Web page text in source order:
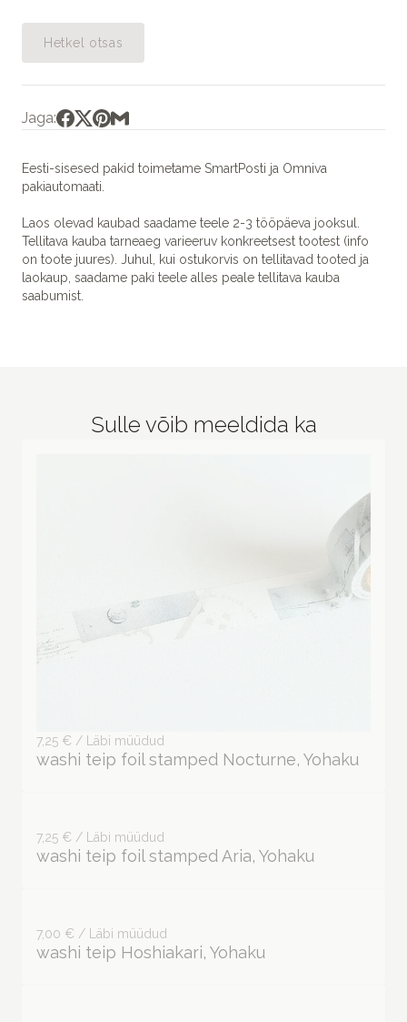
Hetkel otsas
Jaga:
Eesti-sisesed pakid toimetame SmartPosti ja Omniva
pakiautomaati.
Laos olevad kaubad saadame teele 2-3 tööpäeva jooksul.
Tellitava kauba tarneaeg varieeruv konkreetsest tootest (info
on toote juures). Juhul, kui ostukorvis on tellitavad tooted ja
laokaup, saadame paki teele alles peale tellitava kauba
saabumist.
Sulle võib meeldida ka
7,25 € / Läbi müüdud
washi teip foil stamped Nocturne, Yohaku
7,25 € / Läbi müüdud
washi teip foil stamped Aria, Yohaku
7,00 € / Läbi müüdud
washi teip Hoshiakari, Yohaku